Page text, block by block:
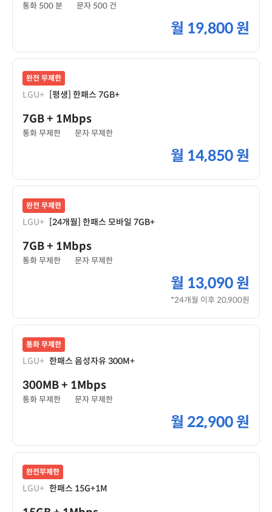
통화 500 분 문자 500 건
월 19,800 원
완전 무제한
LGU+ [평생] 한패스 7GB+
7GB+ 1Mbps
통화 무제한 문자 무제한
월 14,850 원
완전 무제한
LGU+ [24개월] 한패스 모바일 7GB+
7GB+ 1Mbps
통화 무제한 문자 무제한
월 13,090 원
*24개월 이후 20,900원
통화 무제한
LGU+ 한패스 음성자유 300M+
300MB+ 1Mbps
통화 무제한 문자 무제한
월 22,900 원
완전무제한
LGU+ 한패스 15G+1M